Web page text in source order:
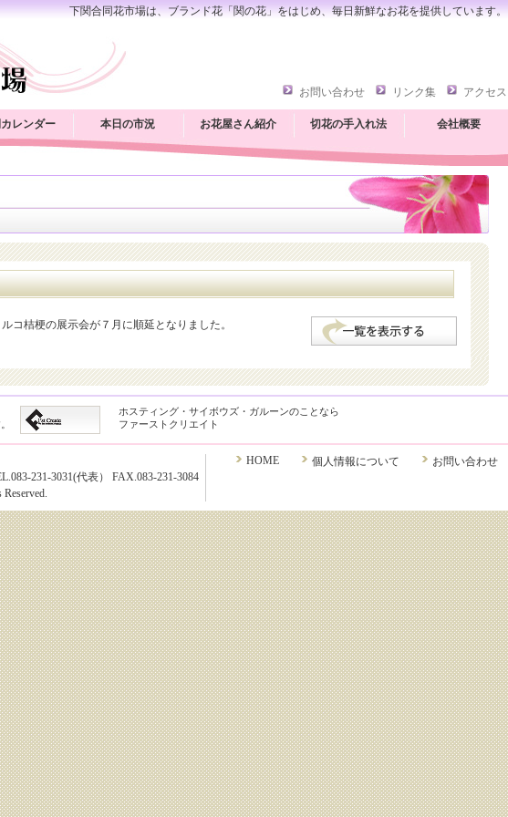
下関合同花市場は、ブランド花「関の花」をはじめ、毎日新鮮なお花を提供しています。
お問い合わせ リンク集 アクセス
レンダー 本日の市況 お花屋さん紹介 切花の手入れ法 会社概要
コ桔梗の展示会が７月に順延となりました。
ホスティング・サイボウズ・ガルーンのことなら
ファーストクリエイト
231-3031(代表） FAX.083-231-3084
お問い合わせ
個人情報について
HOME